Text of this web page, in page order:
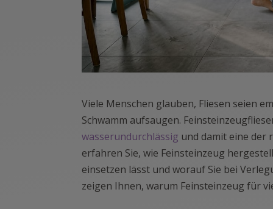
Viele Menschen glauben, Fliesen seien
Schwamm aufsaugen.
wasserundurchlässig und damit eine der
erfahren Sie, wie Feinsteinzeug
einsetzen lässt und worauf Sie bei
zeigen Ihnen, warum Feinsteinzeug für